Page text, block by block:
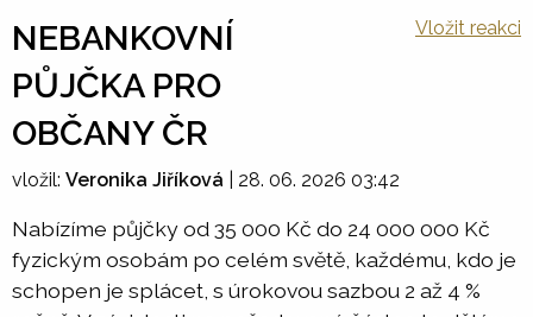
NEBANKOVNÍ
PŮJČKA PRO
OBČANY ČR
Vložit reakci
vložil: Veronika Jiříková 28. 06. 2026 03:42
Nabízíme půjčky od 35 000 Kč do 24 000 000 Kč
fyzickým osobám po celém světě, každému, kdo je
schopen je splácet, s úrokovou sazbou 2 až 4 %